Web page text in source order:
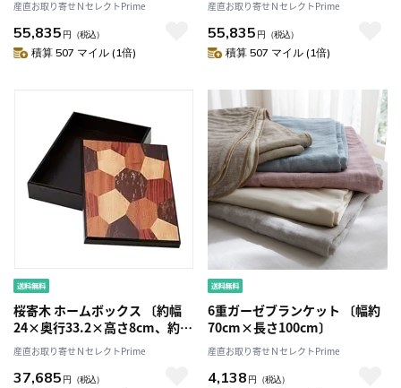
産直お取り寄せＮセレクトPrime
55,835 円 （税込）
積算 507 マイル (1倍)
産直お取り寄せＮセレクトPrime
55,835 円 （税込）
積算 507 マイル (1倍)
桜寄木 ホームボックス 〔約幅
24×奥行33.2×高さ8cm、約
1.225kg〕
産直お取り寄せＮセレクトPrime
37,685 円 （税込）
6重ガーゼブランケット 〔幅約
70cm×長さ100cm〕
産直お取り寄せＮセレクトPrime
4,138 円 （税込）